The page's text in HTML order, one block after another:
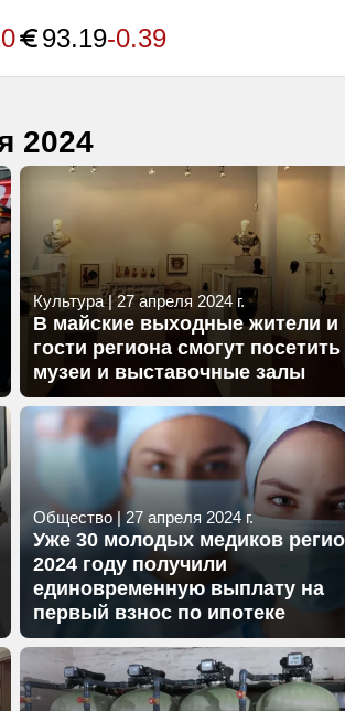
93.19-0.39
2024
Культура|27 апреля 2024 г.
В майские выходные жители и
гости региона смогут посетить
музеи и выставочные залы
Общество | 27 апреля 2024 г.
Уже 30 молодых медиков
2024 году получили
единовременную выплату на
первый взнос по ипотеке